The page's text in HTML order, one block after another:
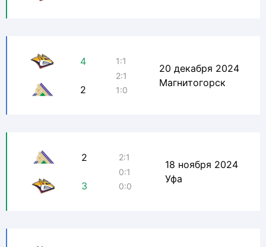
4
2
1:1
2:1
1:0
20 декабря 2024
Магнитогорск
2
3
2:1
0:1
0:0
18 ноября 2024
Уфа